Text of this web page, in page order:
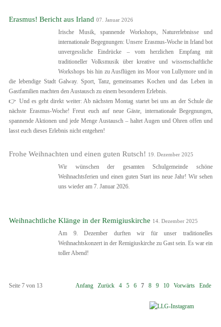
Erasmus! Bericht aus Irland 07. Januar 2026
Irische Musik, spannende Workshops, Naturerlebnisse und
internationale Begegnungen: Unsere Erasmus-Woche in Irland bot
unvergessliche Eindrücke – vom herzlichen Empfang mit
traditioneller Volksmusik über kreative und wissenschaftliche
Workshops bis hin zu Ausflügen ins Moor von Lullymore und in
die lebendige Stadt Galway. Sport, Tanz, gemeinsames Kochen und das Leben in
Gastfamilien machten den Austausch zu einem besonderen Erlebnis.
👉 Und es geht direkt weiter: Ab nächsten Montag startet bei uns an der Schule die
nächste Erasmus-Woche! Freut euch auf neue Gäste, internationale Begegnungen,
spannende Aktionen und jede Menge Austausch – haltet Augen und Ohren offen und
lasst euch dieses Erlebnis nicht entgehen!
Frohe Weihnachten und einen guten Rutsch! 19. Dezember 2025
Wir wünschen der gesamten Schulgemeinde schöne
Weihnachtsferien und einen guten Start ins neue Jahr! Wir sehen
uns wieder am 7. Januar 2026.
Weihnachtliche Klänge in der Remigiuskirche 14. Dezember 2025
Am 9. Dezember durften wir für unser traditionelles
Weihnachtskonzert in der Remigiuskirche zu Gast sein. Es war ein
toller Abend!
Seite 7 von 13 Anfang Zurück 4 5 6 7 8 9 10 Vorwärts Ende